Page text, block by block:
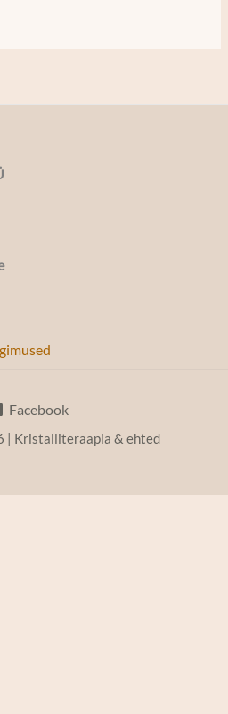
Facebook
| Kristalliteraapia & ehted